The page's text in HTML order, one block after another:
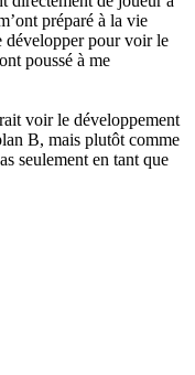
préparé à la vie
développer pour voir le
poussé à me
voir le développement
B, mais plutôt comme
seulement en tant que